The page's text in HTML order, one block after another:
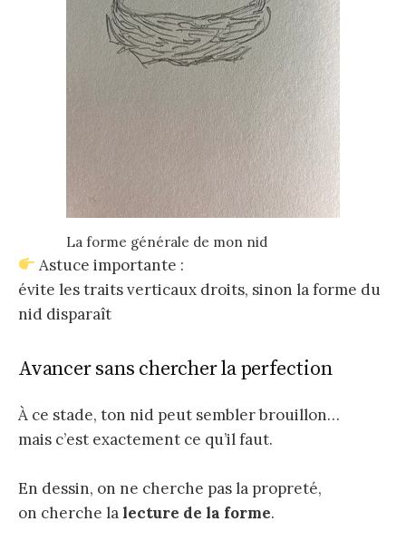
La forme générale de mon nid
Astuce importante :
évite les traits verticaux droits, sinon la forme du
nid disparaît
Avancer sans chercher la perfection
À ce stade, ton nid peut sembler brouillon…
mais c’est exactement ce qu’il faut.
En dessin, on ne cherche pas la propreté,
on cherche la lecture de la forme.